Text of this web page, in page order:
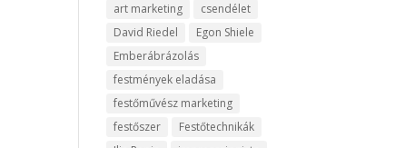
art marketing
csendélet
David Riedel
Egon Shiele
Emberábrázolás
festmények eladása
festőművész marketing
festőszer
Festőtechnikák